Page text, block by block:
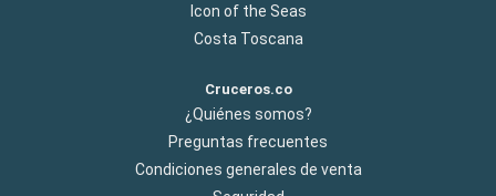
Icon of the Seas
Costa Toscana
Cruceros.co
¿Quiénes somos?
Preguntas frecuentes
Condiciones generales de venta